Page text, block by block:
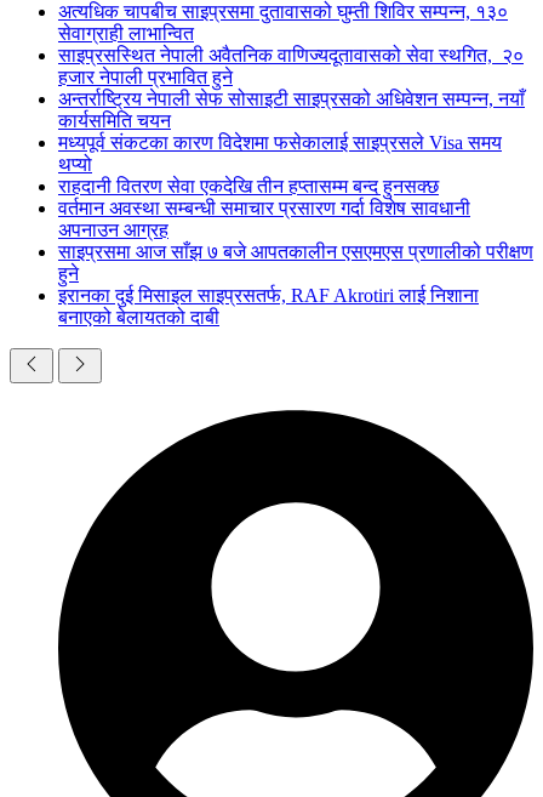
अत्यधिक चापबीच साइप्रसमा दुतावासको घुम्ती शिविर सम्पन्न, १३०
सेवाग्राही लाभान्वित
साइप्रसस्थित नेपाली अवैतनिक वाणिज्यदूतावासको सेवा स्थगित, २०
हजार नेपाली प्रभावित हुने
अन्तर्राष्ट्रिय नेपाली सेफ सोसाइटी साइप्रसको अधिवेशन सम्पन्न, नयाँ
कार्यसमिति चयन
मध्यपूर्व संकटका कारण विदेशमा फसेकालाई साइप्रसले Visa समय
थप्यो
राहदानी वितरण सेवा एकदेखि तीन हप्तासम्म बन्द हुनसक्छ
वर्तमान अवस्था सम्बन्धी समाचार प्रसारण गर्दा विशेष सावधानी
अपनाउन आग्रह
साइप्रसमा आज साँझ ७ बजे आपतकालीन एसएमएस प्रणालीको परीक्षण
हुने
इरानका दुई मिसाइल साइप्रसतर्फ, RAF Akrotiri लाई निशाना
बनाएको बेलायतको दाबी